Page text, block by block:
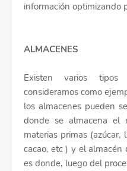
información optimizando
ALMACENES
Existen varios
consideramos como
los almacenes pueden
donde se almacena el
materias primas (azúcar,
cacao, etc ) y el
es donde, luego del